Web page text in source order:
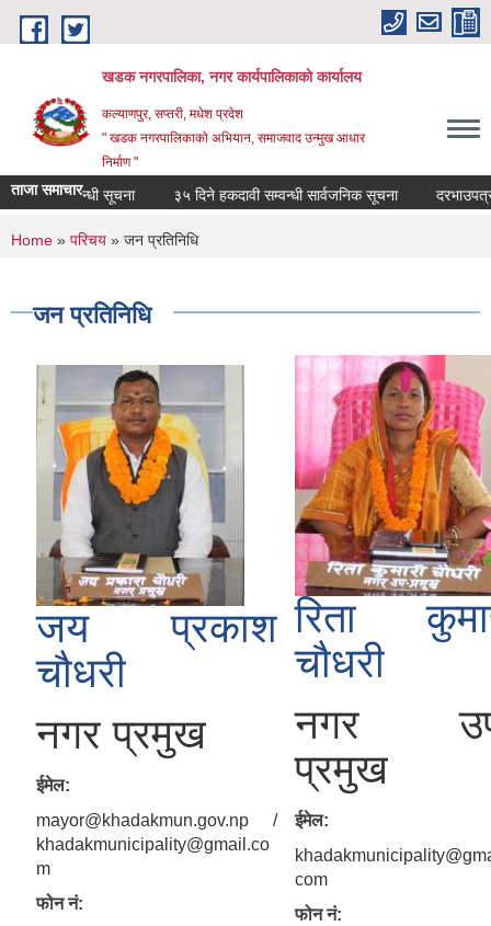
Skip to main content
खडक नगरपालिका, नगर कार्यपालिकाकाे कार्यालय
कल्याणपुर, सप्तरी, मधेश प्रदेश
" खडक नगरपालिकाको अभियान, समाजवाद उन्मुख आधार
निर्माण "
ताजा समाचार
वन्द सम्वन्धी सूचना ३५ दिने हकदावी सम्वन्धी सार्वजनिक सूचना दरभाउपत्र
You are here
Home » परिचय » जन प्रतिनिधि
जन प्रतिनिधि
जय प्रकाश
चौधरी
नगर प्रमुख
ईमेल:
mayor@khadakmun.gov.np /
khadakmunicipality@gmail.co
m
फोन नं:
रिता
चौधरी
नगर
प्रमुख
ईमेल:
com
फोन नं: